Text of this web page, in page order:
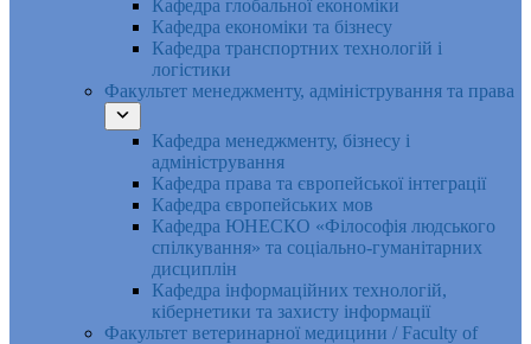
Кафедра глобальної економіки
Кафедра економіки та бізнесу
Кафедра транспортних технологій і
логістики
Факультет менеджменту, адміністрування та права
Кафедра менеджменту, бізнесу і
адміністрування
Кафедра права та європейської інтеграції
Кафедра європейських мов
Кафедра ЮНЕСКО «Філософія людського
спілкування» та соціально-гуманітарних
дисциплін
Кафедра інформаційних технологій,
кібернетики та захисту інформації
Факультет ветеринарної медицини / Faculty of